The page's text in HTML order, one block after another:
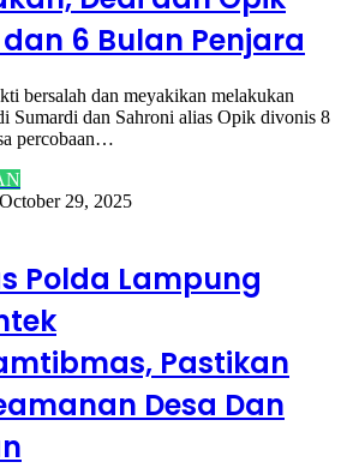
dan 6 Bulan Penjara
bersalah dan meyakikan melakukan
Sumardi dan Sahroni alias Opik divonis 8
percobaan…
October 29, 2025
Polda Lampung
Pastikan
Desa Dan